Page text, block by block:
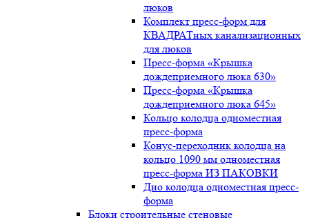
люков
Комплект пресс-форм для
КВАДРАТных канализационных
для люков
Пресс-форма «Крышка
дождеприемного люка 630»
Пресс-форма «Крышка
дождеприемного люка 645»
Кольцо колодца одноместная
пресс-форма
Конус-переходник колодца на
кольцо 1090 мм одноместная
пресс-форма ИЗ ПАКОВКИ
Дно колодца одноместная пресс-
форма
Блоки строительные стеновые